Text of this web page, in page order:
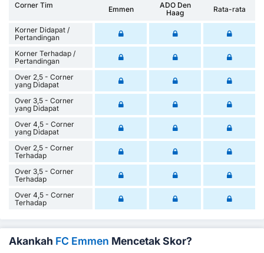
Corner Tim Emmen
ADO Den
Haag
Rata-rata
Korner Didapat /
Pertandingan
Korner Terhadap /
Pertandingan
Over 2,5 - Corner
yang Didapat
Over 3,5 - Corner
yang Didapat
Over 4,5 - Corner
yang Didapat
Over 2,5 - Corner
Terhadap
Over 3,5 - Corner
Terhadap
Over 4,5 - Corner
Terhadap
Akankah FC Emmen Mencetak Skor?